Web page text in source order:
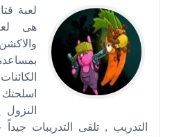
لعبة
هى
اسلحتك
التدريب , تلقى التدريبات